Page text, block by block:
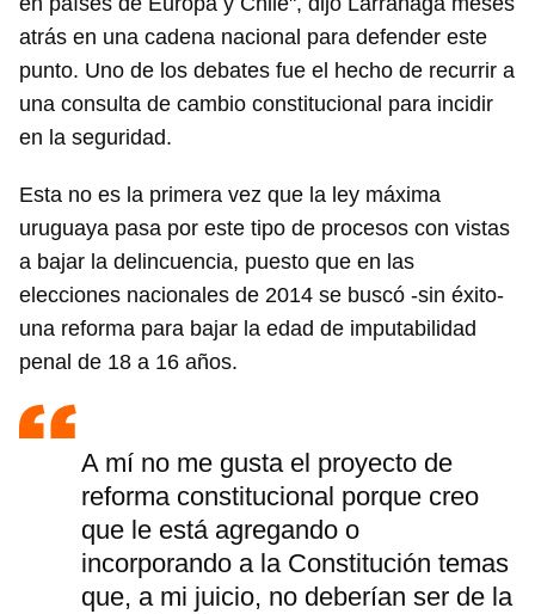
Guardar como favorito
iniciar sesión con tu cuenta de 14ymedio.
INICIAR SESIÓN CANCELAR
atrás en una cadena nacional para defender este
punto. Uno de los debates fue el hecho de recurrir a
una consulta de cambio constitucional para incidir
en la seguridad.
Esta no es la primera vez que la ley máxima
uruguaya pasa por este tipo de procesos con vistas
a bajar la delincuencia, puesto que en las
elecciones nacionales de 2014 se buscó -sin éxito-
una reforma para bajar la edad de imputabilidad
penal de 18 a 16 años.
A mí no me gusta el proyecto de
reforma constitucional porque creo
que le está agregando o
incorporando a la Constitución temas
que, a mi juicio, no deberían ser de la